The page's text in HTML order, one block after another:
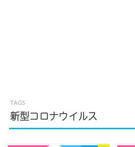
新型コロナウイルス